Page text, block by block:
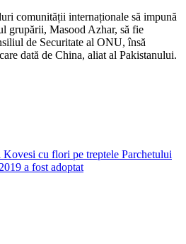
comunității internaționale să impună
grupării, Masood Azhar, să fie
de Securitate al ONU, însă
dată de China, aliat al Pakistanului.
cu flori pe treptele Parchetului
a fost adoptat